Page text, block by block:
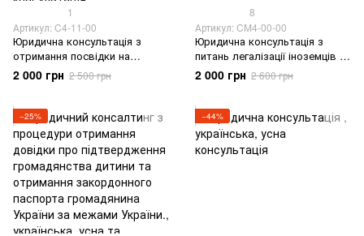
1
Артикул: C4-11-00
Юридична консультація з
отримання посвідки на
тимчасове перебування в
Україні для участі в діяльності
Україні
2 000 грн 2 500 грн
8
Артикул: CM4-00-00
Юридична консультація з
питань легалізації іноземців та
осіб без громадянства в
2 000 грн 2 600 грн
−25% −44%